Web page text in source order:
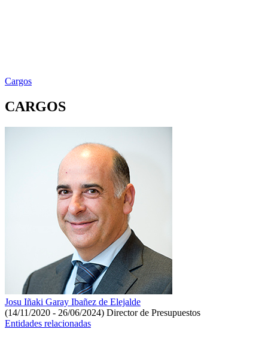
Cargos
CARGOS
Josu Iñaki Garay Ibañez de Elejalde
(14/11/2020 - 26/06/2024) Director de Presupuestos
Entidades relacionadas